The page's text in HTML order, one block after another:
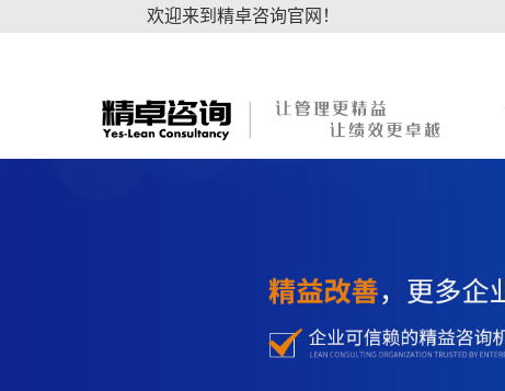
欢迎来到精卓咨询官网！